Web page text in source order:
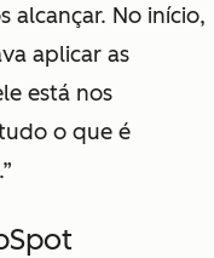
alcançar. No início,
aplicar as
está nos
o que é